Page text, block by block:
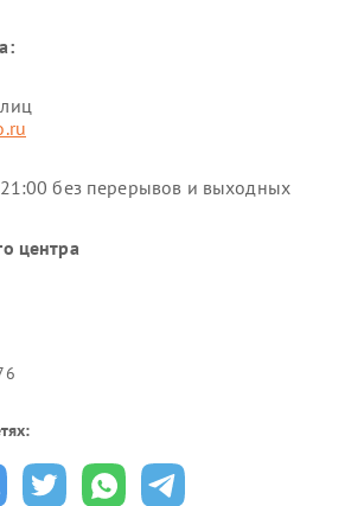
без перерывов и выходных
центра